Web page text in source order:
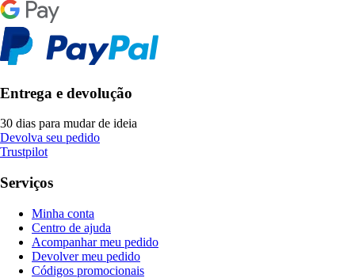
Entrega e devolução
30 dias para mudar de ideia
Devolva seu pedido
Trustpilot
Serviços
Minha conta
Centro de ajuda
Acompanhar meu pedido
Devolver meu pedido
Códigos promocionais